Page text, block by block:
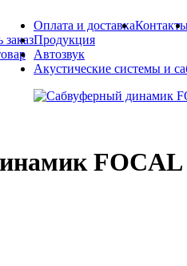
Оплата и доставка
Продукция
Автозвук
Акустические системы и
FOCAL